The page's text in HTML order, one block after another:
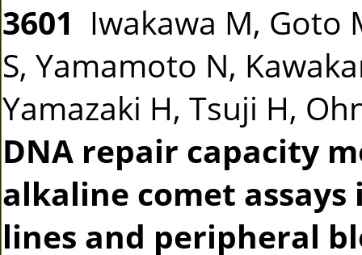
3601 Iwakawa M, Goto
S, Yamamoto N,
Yamazaki H, Tsuji H,
DNA repair capacity
alkaline comet
lines and peripheral